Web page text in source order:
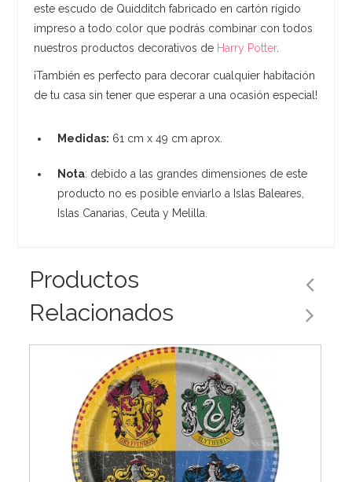
este escudo de Quidditch fabricado en cartón rígido
impreso a todo color que podrás combinar con todos
nuestros productos decorativos de Harry Potter.
¡También es perfecto para decorar cualquier habitación
de tu casa sin tener que esperar a una ocasión especial!
Medidas: 61 cm x 49 cm aprox.
Nota: debido a las grandes dimensiones de este
producto no es posible enviarlo a Islas Baleares,
Islas Canarias, Ceuta y Melilla.
Productos
Relacionados